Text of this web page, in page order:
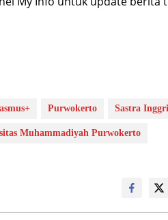
Purwokerto Sastra
Muhammadiyah Purwokerto